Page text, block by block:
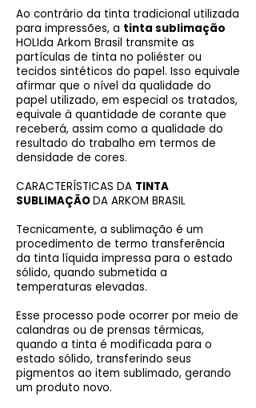
Ao contrário da tinta tradicional utilizada
para impressões, a tinta sublimação
HOLIda Arkom Brasil transmite as
partículas de tinta no poliéster ou
tecidos sintéticos do papel. Isso equivale
afirmar que o nível da qualidade do
papel utilizado, em especial os tratados,
equivale à quantidade de corante que
receberá, assim como a qualidade do
resultado do trabalho em termos de
densidade de cores.
CARACTERÍSTICAS DA TINTA
SUBLIMAÇÃODA ARKOM BRASIL
Tecnicamente, a sublimação é um
procedimento de termo transferência
da tinta líquida impressa para o estado
sólido, quando submetida a
temperaturas elevadas.
Esse processo pode ocorrer por meio de
calandras ou de prensas térmicas,
quando a tinta é modificada para o
estado sólido, transferindo seus
pigmentos ao item sublimado, gerando
um produto novo.